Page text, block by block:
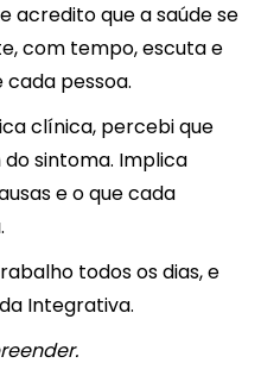
acredito que a saúde se
com tempo, escuta e
pessoa.
clínica, percebi que
sintoma. Implica
e o que cada
todos os dias, e
Integrativa.